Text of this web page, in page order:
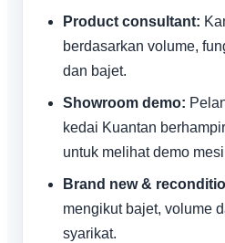
Product consultant:
berdasarkan volume,
dan bajet.
Showroom demo:
kedai Kuantan
untuk melihat demo
Brand new &
mengikut bajet, volume
syarikat.